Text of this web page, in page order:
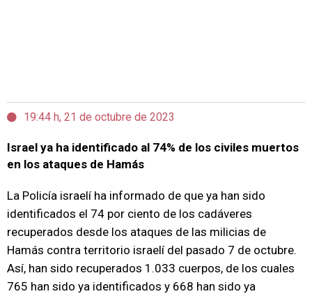
19:44 h, 21 de octubre de 2023
Israel ya ha identificado al 74% de los civiles muertos
en los ataques de Hamás
La Policía israelí ha informado de que ya han sido
identificados el 74 por ciento de los cadáveres
recuperados desde los ataques de las milicias de
Hamás contra territorio israelí del pasado 7 de octubre.
Así, han sido recuperados 1.033 cuerpos, de los cuales
765 han sido ya identificados y 668 han sido ya